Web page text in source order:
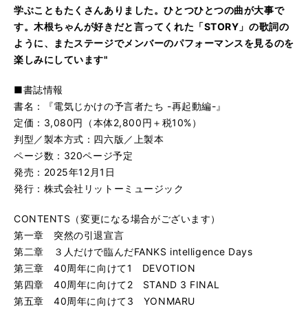
学ぶこともたくさんありました。ひとつひとつの曲が大事で
す。木根ちゃんが好きだと言ってくれた「STORY」の歌詞の
ように、またステージでメンバーのパフォーマンスを見るのを
楽しみにしています"
■書誌情報
書名：『電気じかけの予言者たち -再起動編-』
定価：3,080円（本体2,800円＋税10%）
判型／製本方式：四六版／上製本
ページ数：320ページ予定
発売：2025年12月1日
発行：株式会社リットーミュージック
CONTENTS（変更になる場合がございます）
第一章 突然の引退宣言
第二章 ３人だけで臨んだFANKS intelligence Days
第三章 40周年に向けて1 DEVOTION
第四章 40周年に向けて2 STAND 3 FINAL
第五章 40周年に向けて3 YONMARU